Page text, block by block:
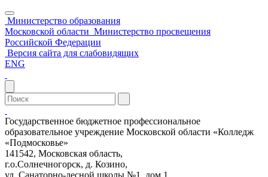
Министерство образования
Московской области Министерство просвещения
Российской Федерации
Версия сайта для слабовидящих
ENG
Государственное бюджетное профессиональное
образовательное учреждение Московской области «Колледж
«Подмосковье»
141542, Московская область,
г.о.Солнечногорск, д. Козино,
ул. Санаторно-лесной школы №1, дом 1